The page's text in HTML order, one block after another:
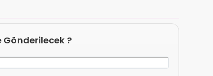
Gönderilecek ?